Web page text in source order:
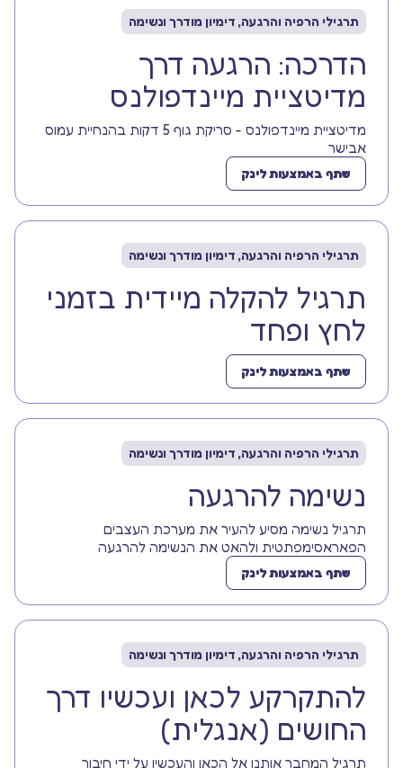
תרגילי הרפיה והרגעה, דימיון מודרך ונשימה
הדרכה: הרגעה דרך
מדיטציית מיינדפולנס
מדיטציית מיינדפולנס - סריקת גוף 5 דקות בהנחיית עמוס
אבישר
שתף באמצעות לינק
תרגילי הרפיה והרגעה, דימיון מודרך ונשימה
תרגיל להקלה מיידית בזמני
לחץ ופחד
שתף באמצעות לינק
תרגילי הרפיה והרגעה, דימיון מודרך ונשימה
נשימה להרגעה
תרגיל נשימה מסיע להעיר את מערכת העצבים
הפאראסימפתטית ולהאט את הנשימה להרגעה
שתף באמצעות לינק
תרגילי הרפיה והרגעה, דימיון מודרך ונשימה
להתקרקע לכאן ועכשיו דרך
החושים (אנגלית)
תרגיל המחבר אותנו אל הכאן והעכשיו על ידי חיבור